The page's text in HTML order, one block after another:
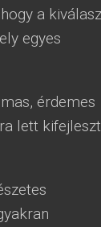
a
egyes
érdemes
lett